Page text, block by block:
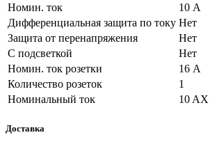
Номин. ток
10 А
Дифференциальная защита по току Нет
Защита от перенапряжения
Нет
С подсветкой
Нет
Номин. ток розетки
16 А
Количество розеток
1
Номинальный ток
10 AX
Доставка